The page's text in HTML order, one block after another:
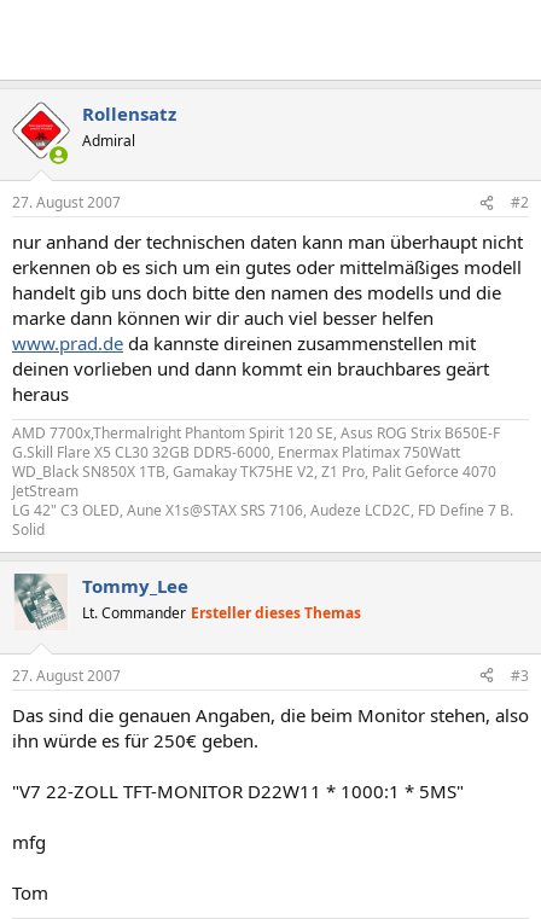
Rollensatz
Admiral
27. August 2007 #2
nur anhand der technischen daten kann man überhaupt nicht
erkennen ob es sich um ein gutes oder mittelmäßiges modell
handelt gib uns doch bitte den namen des modells und die
marke dann können wir dir auch viel besser helfen
www.prad.de da kannste direinen zusammenstellen mit
deinen vorlieben und dann kommt ein brauchbares geärt
heraus
AMD 7700x,Thermalright Phantom Spirit 120 SE, Asus ROG Strix B650E-F
G.Skill Flare X5 CL30 32GB DDR5-6000, Enermax Platimax 750Watt
WD_Black SN850X 1TB, Gamakay TK75HE V2, Z1 Pro, Palit Geforce 4070
JetStream
LG 42" C3 OLED, Aune X1s@STAX SRS 7106, Audeze LCD2C, FD Define 7 B.
Solid
Tommy_Lee
Lt. Commander Ersteller dieses Themas
27. August 2007 #3
Das sind die genauen Angaben, die beim Monitor stehen, also
ihn würde es für 250€ geben.
"V7 22-ZOLL TFT-MONITOR D22W11 * 1000:1 * 5MS"
mfg
Tom